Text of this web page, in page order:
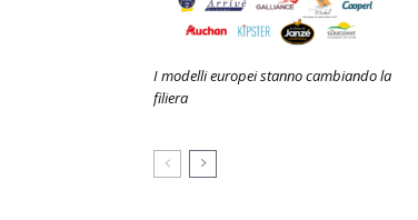
I modelli europei stanno cambiando la
filiera